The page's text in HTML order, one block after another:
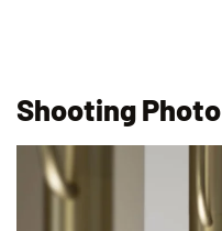
Shooting Photo